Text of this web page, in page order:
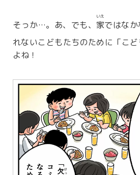
そっか…。あ、でも、 家
いえ
ではな
れないこどもたちのために「こど
よね！